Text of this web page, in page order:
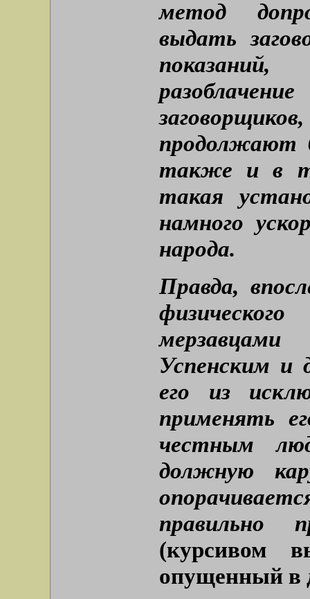
метод
выдать
продолжают
также и в
такая
намного
народа.
Правда,
Успенским и
его из
применять
честным
должную
правильно
(курсивом
опущенный в